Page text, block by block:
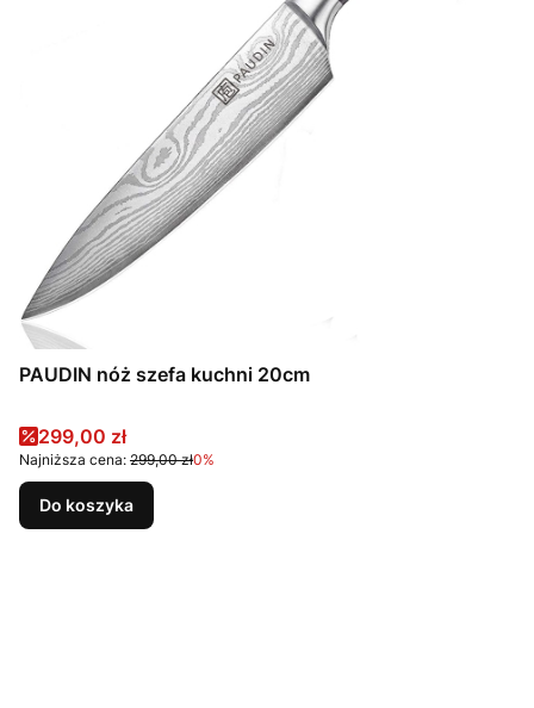
PAUDIN nóż szefa kuchni 20cm
Cena promocyjna
299,00 zł
Najniższa cena: 299,00 zł0%
Do koszyka